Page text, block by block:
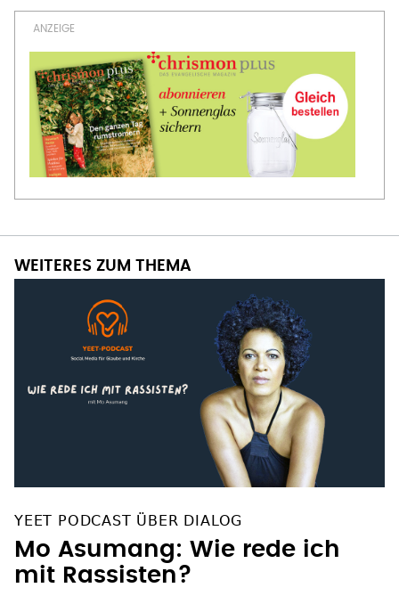
WEITERES ZUM THEMA
YEET PODCAST ÜBER DIALOG
Mo Asumang: Wie rede ich
mit Rassisten?